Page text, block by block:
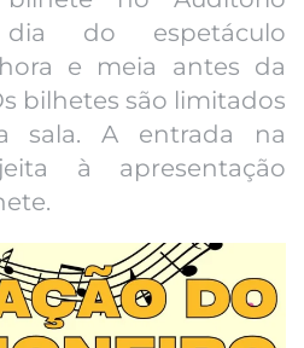
do espetáculo
e meia antes da
bilhetes são limitados
sala. A entrada na
à apresentação